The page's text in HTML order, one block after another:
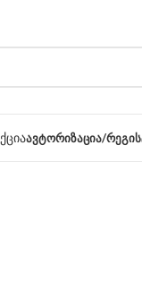
ᲐᲕᲢᲝᲠᲘᲖᲐᲪᲘᲐ/